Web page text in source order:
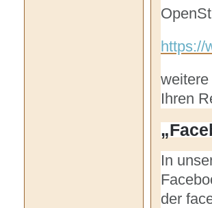
https://
Ihren
In
der